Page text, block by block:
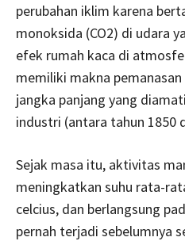
perubahan iklim karena
monoksida (CO2) di udara
efek rumah kaca di
memiliki makna
jangka panjang yang
industri (antara tahun 1850
Sejak masa itu, aktivitas
meningkatkan suhu rata-
celcius, dan berlangsung
pernah terjadi sebelumnya